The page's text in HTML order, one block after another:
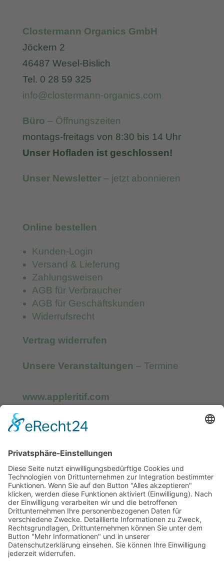
Clostermann Organics GmbH
Jöckern 2
46487 Wesel-Bislich
Tel. 0 28 59 325
info@clostermann-organics.com
Büro – Öffnungszeiten
montags-freitags von 8:30 bis 14 Uhr
Unser Hofladen ist geschlossen!
Unser Newsletter– jetzt abonnieren
Online bestellen
Kunden-Login
Versand & Lieferung
Zahlungsweisen
AGB für Verbraucher
AGB für Geschäftskunden
Widerrufsrecht
Vertrag widerrufen
Unsere Veranstaltungen – Termine
www.appleritif.com